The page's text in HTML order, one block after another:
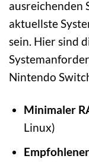
ausreichenden
aktuellste
sein. Hier sind
Nintendo
Minimaler
Linux)